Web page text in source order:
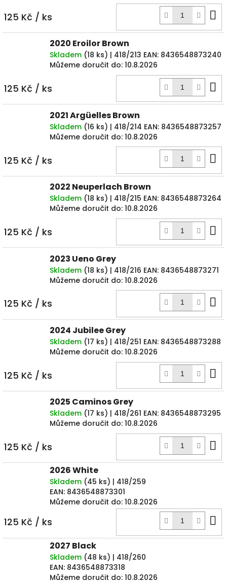
125 Kč / ks
2020 Eroilor Brown
Skladem (18 ks) | 418/213 EAN: 8436548873240
Můžeme doručit do: 10.8.2026
125 Kč / ks
2021 Argüelles Brown
Skladem (16 ks) | 418/214 EAN: 8436548873257
Můžeme doručit do: 10.8.2026
125 Kč / ks
2022 Neuperlach Brown
Skladem (18 ks) | 418/215 EAN: 8436548873264
Můžeme doručit do: 10.8.2026
125 Kč / ks
2023 Ueno Grey
Skladem (18 ks) | 418/216 EAN: 8436548873271
Můžeme doručit do: 10.8.2026
125 Kč / ks
2024 Jubilee Grey
Skladem (17 ks) | 418/251 EAN: 8436548873288
Můžeme doručit do: 10.8.2026
125 Kč / ks
2025 Caminos Grey
Skladem (17 ks) | 418/261 EAN: 8436548873295
Můžeme doručit do: 10.8.2026
125 Kč / ks
2026 White
Skladem (45 ks) | 418/259
EAN: 8436548873301
Můžeme doručit do: 10.8.2026
125 Kč / ks
2027 Black
Skladem (48 ks) | 418/260
EAN: 8436548873318
Můžeme doručit do: 10.8.2026